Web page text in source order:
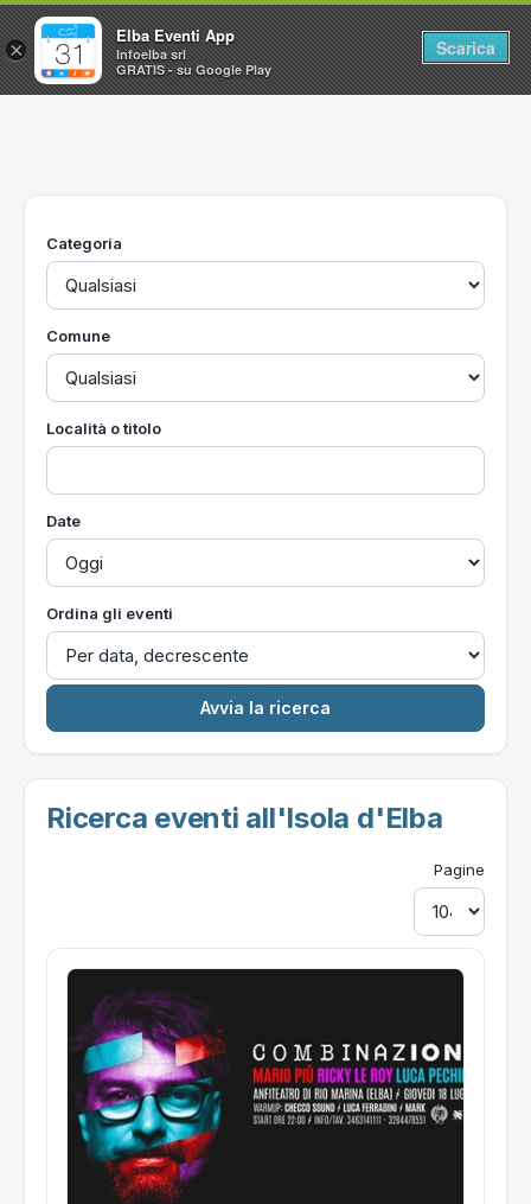
Home
Utilità
Categoria
Comune
Località o titolo
Date
Ordina gli eventi
Ricerca eventi all'Isola d'Elba
Pagine
×
Elba Eventi App
Infoelba srl
GRATIS - su Google Play
Scarica